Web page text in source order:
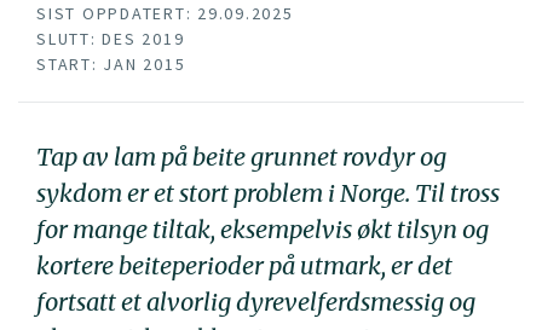
SIST OPPDATERT: 29.09.2025
SLUTT: DES 2019
START: JAN 2015
Tap av lam på beite grunnet rovdyr og
sykdom er et stort problem i Norge. Til tross
for mange tiltak, eksempelvis økt tilsyn og
kortere beiteperioder på utmark, er det
fortsatt et alvorlig dyrevelferdsmessig og